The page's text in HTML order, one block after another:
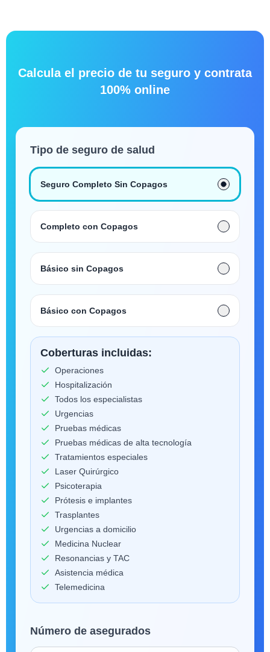
Calcula el precio de tu seguro y contrata
100% online
Tipo de seguro de salud
Seguro Completo Sin Copagos
Completo con Copagos
Básico sin Copagos
Básico con Copagos
Coberturas incluidas:
Operaciones
Hospitalización
Todos los especialistas
Urgencias
Pruebas médicas
Pruebas médicas de alta tecnología
Tratamientos especiales
Laser Quirúrgico
Psicoterapia
Prótesis e implantes
Trasplantes
Urgencias a domicilio
Medicina Nuclear
Resonancias y TAC
Asistencia médica
Telemedicina
Número de asegurados